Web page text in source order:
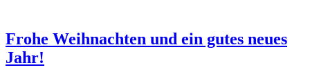
Frohe Weihnachten und ein gutes neues
Jahr!